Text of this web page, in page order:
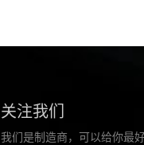
关注我们
我们是制造商，可以给你最